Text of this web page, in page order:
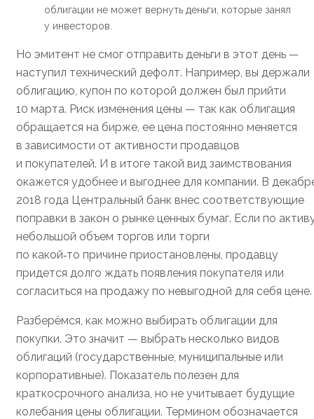
облигации не может вернуть деньги, которые занял
у инвесторов.
Но эмитент не смог отправить деньги в этот день —
наступил технический дефолт. Например, вы держали
облигацию, купон по которой должен был прийти
10 марта. Риск изменения цены — так как облигация
обращается на бирже, ее цена постоянно меняется
в зависимости от активности продавцов
и покупателей. И в итоге такой вид заимствования
окажется удобнее и выгоднее для компании. В
2018 года Центральный банк внес соответствующие
поправки в закон о рынке ценных бумаг. Если по
небольшой объем торгов или торги
по какой‑то причине приостановлены, продавцу
придется долго ждать появления покупателя или
согласиться на продажу по невыгодной для себя цене.
Разберёмся, как можно выбирать облигации для
покупки. Это значит — выбрать несколько видов
облигаций (государственные, муниципальные или
корпоративные). Показатель полезен для
краткосрочного анализа, но не учитывает будущие
колебания цены облигации. Термином обозначается